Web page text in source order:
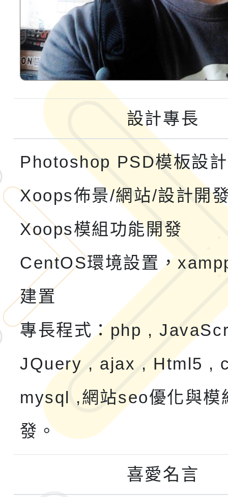
設計專長
Photoshop PSD模板設計
Xoops佈景/網站/設計開
Xoops模組功能開發
CentOS環境設置，
建置
專長程式：php ,
JQuery , ajax , Html5 ,
mysql ,網站seo優化與模
發。
喜愛名言